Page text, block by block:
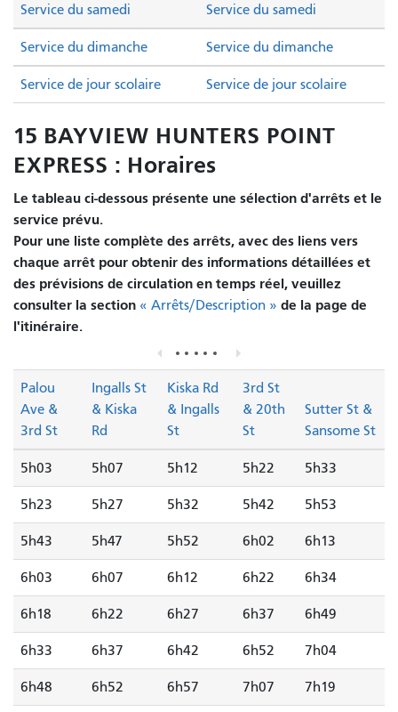
Service du samedi Service du samedi
Service du dimanche Service du dimanche
Service de jour scolaire Service de jour scolaire
15 BAYVIEW HUNTERS POINT
EXPRESS : Horaires
Le tableau ci-dessous présente une sélection d'arrêts et le
service prévu.
Pour une liste complète des arrêts, avec des liens vers
chaque arrêt pour obtenir des informations détaillées et
des prévisions de circulation en temps réel, veuillez
consulter la section « Arrêts/Description » de la page de
l'itinéraire.
Palou
Ave &
3rd St
Ingalls St
& Kiska
Rd
Kiska Rd
& Ingalls
St
3rd St
& 20th
St
Sutter St &
Sansome St
5h03 5h07 5h12 5h22 5h33
5h23 5h27 5h32 5h42 5h53
5h43 5h47 5h52 6h02 6h13
6h03 6h07 6h12 6h22 6h34
6h18 6h22 6h27 6h37 6h49
6h33 6h37 6h42 6h52 7h04
6h48 6h52 6h57 7h07 7h19